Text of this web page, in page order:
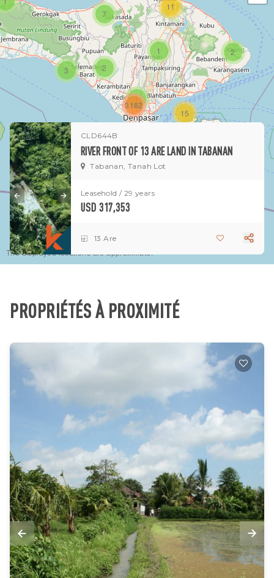
1
1
3
7
2
15
11
3182
2
The displayed locations are approximate.
CLD644B
RIVER FRONT OF 13 ARE LAND IN TABANAN
Tabanan, Tanah Lot
Leasehold / 29 years
USD 317,353
13 Are
PROPRIÉTÉS À PROXIMITÉ